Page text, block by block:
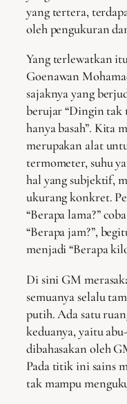
yang tertera,
oleh pengukuran
Yang terlewatkan
Goenawan
sajaknya yang
berujar “Dingin tak
hanya basah”. Kita
merupakan alat
termometer, suhu
hal yang subjektif,
ukurang konkret.
“Berapa lama?”
“Berapa jam?”,
menjadi “Berapa
Di sini GM
semuanya selalu
putih. Ada satu
keduanya, yaitu
dibahasakan oleh
Pada titik ini sains
tak mampu